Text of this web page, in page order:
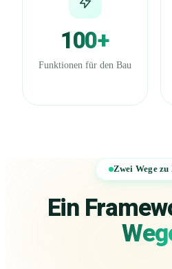
100+
Funktionen für den Bau
Zwei Wege
Ein